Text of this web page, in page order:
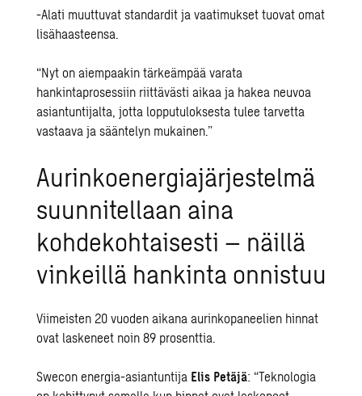
-Alati muuttuvat standardit ja vaatimukset tuovat omat
lisähaasteensa.
“Nyt on aiempaakin tärkeämpää varata
hankintaprosessiin riittävästi aikaa ja hakea neuvoa
asiantuntijalta, jotta lopputuloksesta tulee tarvetta
vastaava ja sääntelyn mukainen.”
Aurinkoenergiajärjestelmä
suunnitellaan aina
kohdekohtaisesti – näillä
vinkeillä hankinta onnistuu
Viimeisten 20 vuoden aikana aurinkopaneelien hinnat
ovat laskeneet noin 89 prosenttia.
Swecon energia-asiantuntija Elis Petäjä: “Teknologia